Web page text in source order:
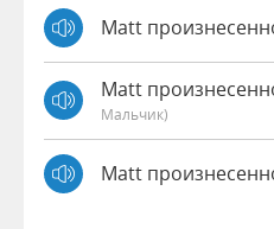
Matt
Matt
Мальчик)
Matt